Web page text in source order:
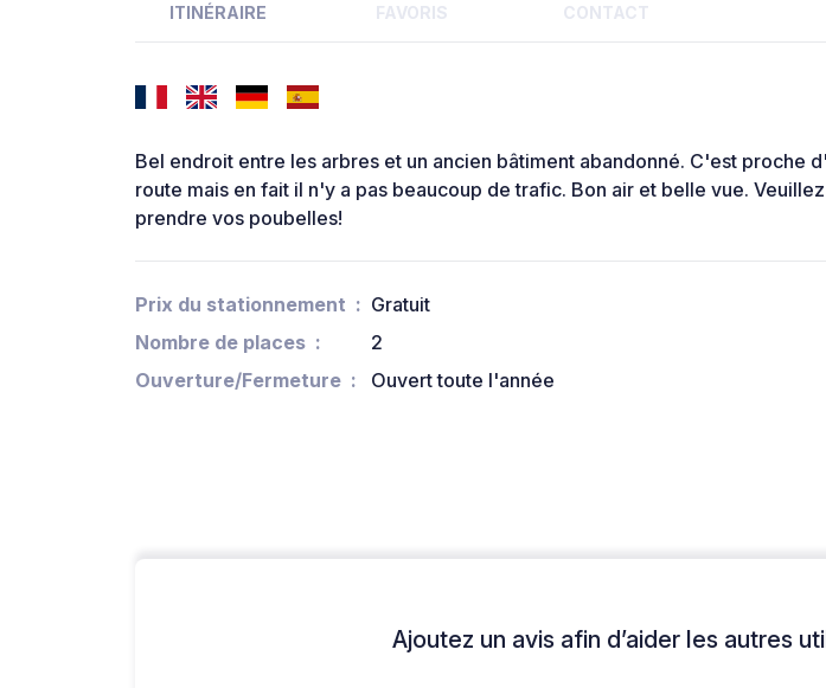
ITINÉRAIRE FAVORIS CONTACT
Bel endroit entre les arbres et un ancien bâtiment abandonné. C'est proche
route mais en fait il n'y a pas beaucoup de trafic. Bon air et belle vue. Veuillez
prendre vos poubelles!
Prix du stationnement
Gratuit
Nombre de places
2
Ouverture/Fermeture
Ouvert toute l'année
Ajoutez un avis afin d’aider les autres